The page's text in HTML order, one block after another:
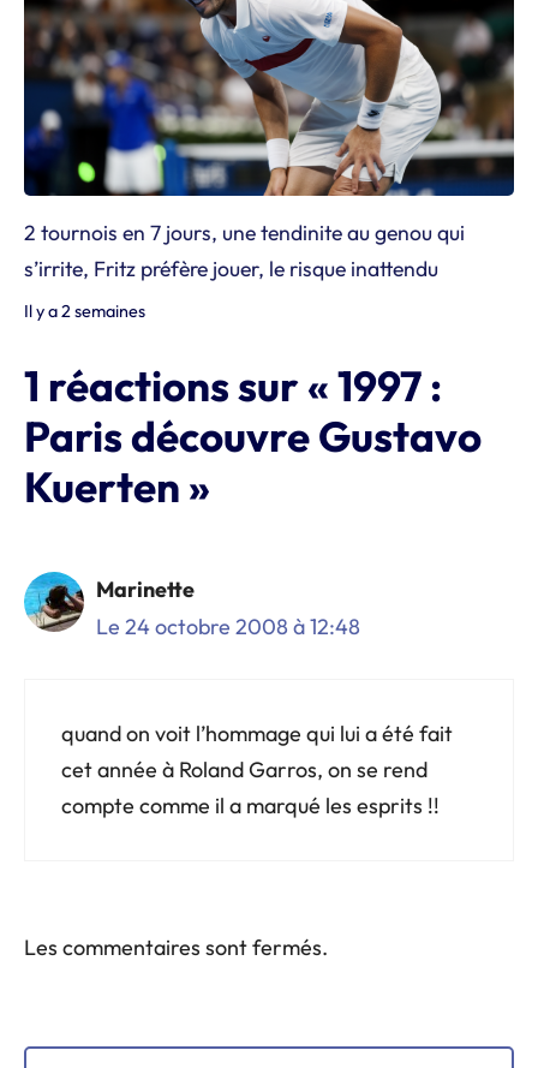
2 tournois en 7 jours, une tendinite au genou qui
s’irrite, Fritz préfère jouer, le risque inattendu
Il y a 2 semaines
1 réactions sur « 1997 :
Paris découvre Gustavo
Kuerten »
Marinette
Le 24 octobre 2008 à 12:48
quand on voit l’hommage qui lui a été fait
cet année à Roland Garros, on se rend
compte comme il a marqué les esprits !!
Les commentaires sont fermés.